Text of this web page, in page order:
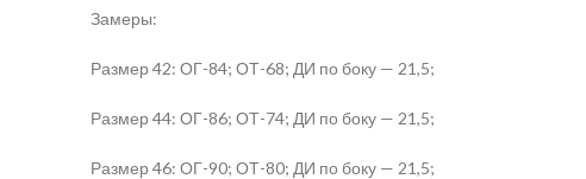
Замеры:
Размер 42: ОГ-84; ОТ-68; ДИ по боку — 21,5;
Размер 44: ОГ-86; ОТ-74; ДИ по боку — 21,5;
Размер 46: ОГ-90; ОТ-80; ДИ по боку — 21,5;